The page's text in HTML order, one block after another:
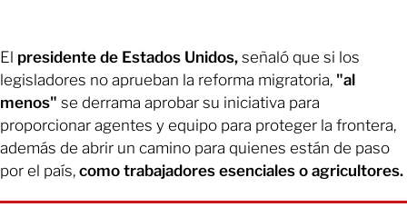
El presidente de Estados Unidos, señaló que si los
legisladores no aprueban la reforma migratoria, "al
menos" se derrama aprobar su iniciativa para
proporcionar agentes y equipo para proteger la frontera,
además de abrir un camino para quienes están de paso
por el país, como trabajadores esenciales o agricultores.